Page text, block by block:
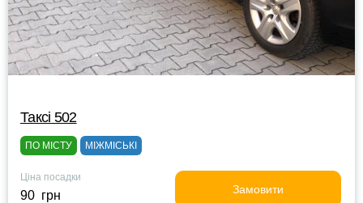
Таксі 502
ПО МІСТУ МІЖМІСЬКІ
Ціна посадки
90 грн Замовити